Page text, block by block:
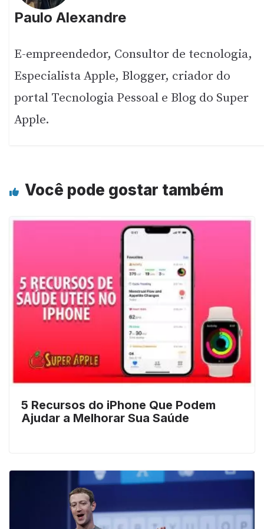
Paulo Alexandre
E-empreendedor, Consultor de tecnologia,
Especialista Apple, Blogger, criador do
portal Tecnologia Pessoal e Blog do Super
Apple.
Você pode gostar também
5 Recursos do iPhone Que Podem
Ajudar a Melhorar Sua Saúde